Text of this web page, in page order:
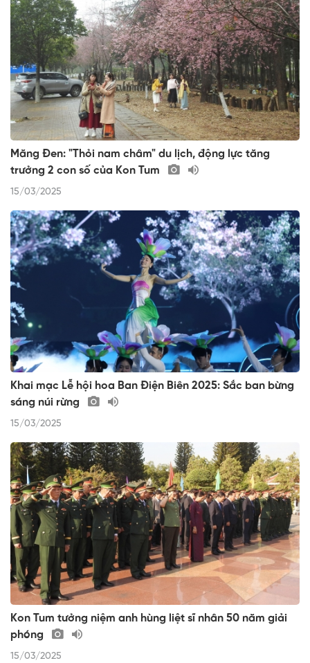
Măng Đen: "Thỏi nam châm" du lịch, động lực tăng
trưởng 2 con số của Kon Tum
15/03/2025
Khai mạc Lễ hội hoa Ban Điện Biên 2025: Sắc ban bừng
sáng núi rừng
15/03/2025
Kon Tum tưởng niệm anh hùng liệt sĩ nhân 50 năm giải
phóng
15/03/2025